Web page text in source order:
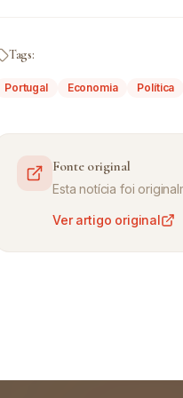
Tags:
Portugal Economia Política
Fonte original
Esta notícia foi
Ver artigo original